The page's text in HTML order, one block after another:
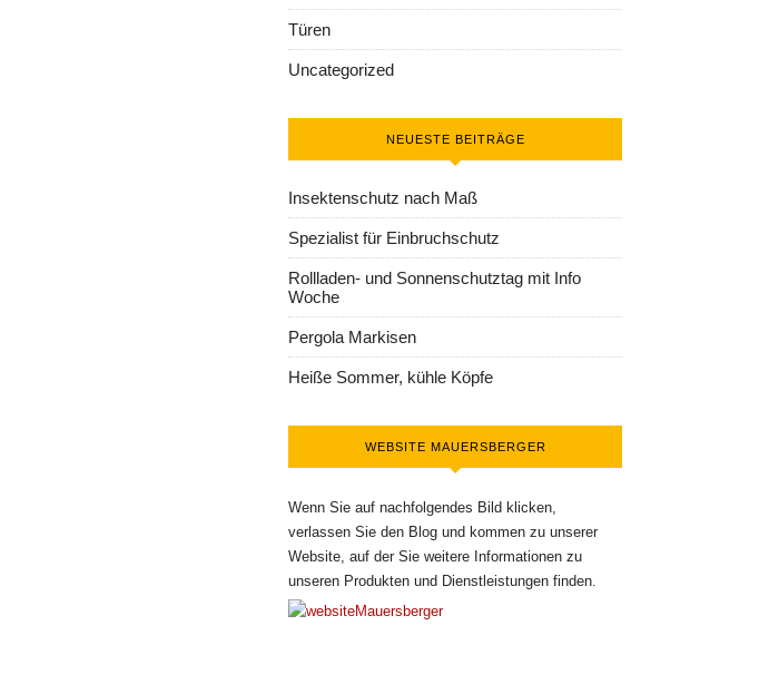
Türen
Uncategorized
NEUESTE BEITRÄGE
Insektenschutz nach Maß
Spezialist für Einbruchschutz
Rollladen- und Sonnenschutztag mit Info
Woche
Pergola Markisen
Heiße Sommer, kühle Köpfe
WEBSITE MAUERSBERGER
Wenn Sie auf nachfolgendes Bild klicken,
verlassen Sie den Blog und kommen zu unserer
Website, auf der Sie weitere Informationen zu
unseren Produkten und Dienstleistungen finden.